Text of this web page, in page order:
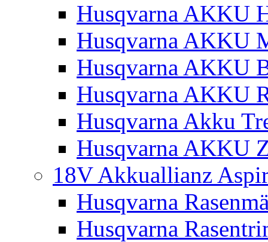
Husqvarna AKKU
Husqvarna AKKU
Husqvarna AKKU
Husqvarna AKKU
Husqvarna Akku
Husqvarna AKKU
18V Akkuallianz
Husqvarna
Husqvarna